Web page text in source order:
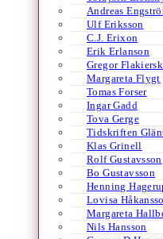
Andreas
Ulf Eriksson
C.J. Erixon
Erik Erlanson
Gregor
Margareta Flygt
Tomas Forser
Ingar Gadd
Tova Gerge
Tidskriften
Klas Grinell
Rolf Gustavsson
Bo Gustavsson
Henning
Lovisa
Margareta
Nils Hansson